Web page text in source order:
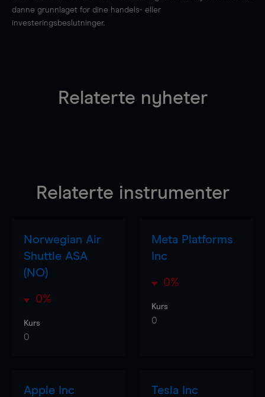
danne grunnlaget for dine handels- eller
investeringsbeslutninger.
Relaterte nyheter
Relaterte instrumenter
Norwegian Air
Shuttle ASA
(NO)
0%
Kurs
0
Meta Platforms
Inc
0%
Kurs
0
Apple Inc Tesla Inc